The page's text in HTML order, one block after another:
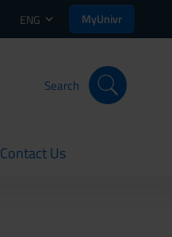
ENG MyUnivr
Search
Contact Us
current